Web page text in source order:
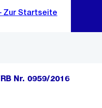
Breadcrumbs ein
Nr. 0959/2016